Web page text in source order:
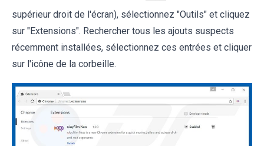
supérieur droit de l'écran), sélectionnez "Outils" et cliquez
sur "Extensions". Rechercher tous les ajouts suspects
récemment installées, sélectionnez ces entrées et cliquer
sur l'icône de la corbeille.